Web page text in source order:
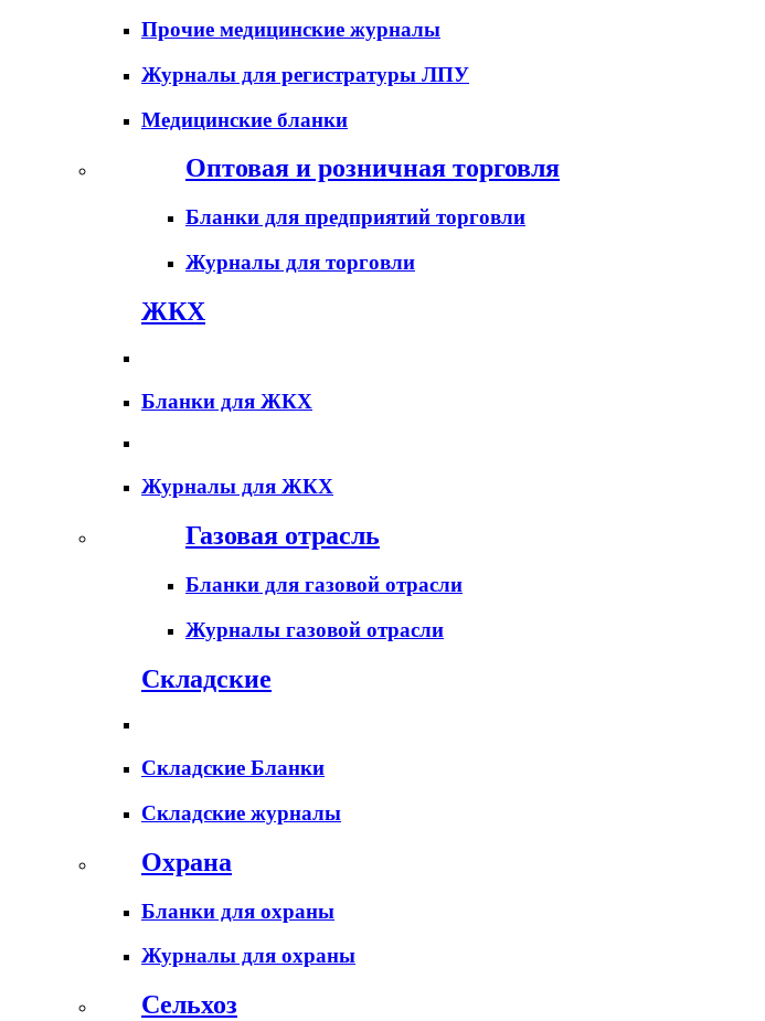
Прочие медицинские журналы
Журналы для регистратуры ЛПУ
Медицинские бланки
Оптовая и розничная торговля
Бланки для предприятий торговли
Журналы для торговли
ЖКХ
Бланки для ЖКХ
Журналы для ЖКХ
Газовая отрасль
Бланки для газовой отрасли
Журналы газовой отрасли
Складские
Складские Бланки
Складские журналы
Охрана
Бланки для охраны
Журналы для охраны
Сельхоз